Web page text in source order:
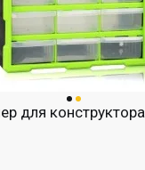
для конструктора